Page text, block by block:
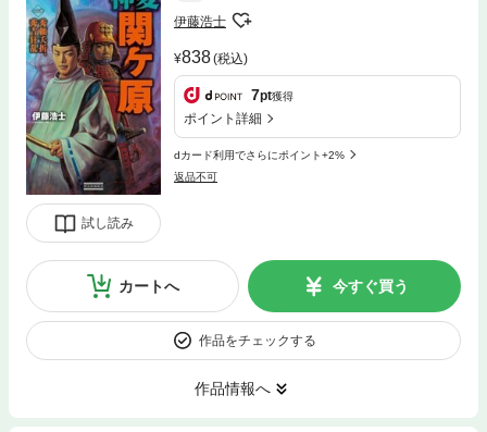
試し読み
伊藤浩士
838(税込)
7pt獲得
ポイント詳細
dカード利用でさらにポイント+2%
返品不可
カートへ 今すぐ買う
作品をチェックする
作品情報へ